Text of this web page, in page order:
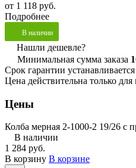
от 1 118 руб.
Подробнее
В наличии
Нашли дешевле?
Минимальная сумма заказа
Срок гарантии
Цена действительна только
Цены
Колба мерная 2-1000-2 19/26 с
В наличии
1 284 руб.
В корзину В корзине